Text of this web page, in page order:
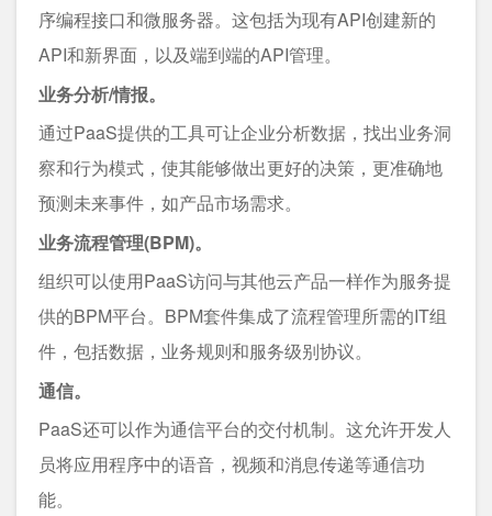
序编程接口和微服务器。这包括为现有API创建新的
API和新界面，以及端到端的API管理。
业务分析/情报。
通过PaaS提供的工具可让企业分析数据，找出业务洞
察和行为模式，使其能够做出更好的决策，更准确地
预测未来事件，如产品市场需求。
业务流程管理(BPM)。
组织可以使用PaaS访问与其他云产品一样作为服务提
供的BPM平台。BPM套件集成了流程管理所需的IT组
件，包括数据，业务规则和服务级别协议。
通信。
PaaS还可以作为通信平台的交付机制。这允许开发人
员将应用程序中的语音，视频和消息传递等通信功
能。